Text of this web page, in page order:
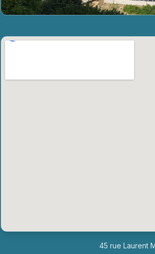
45 rue Laurent